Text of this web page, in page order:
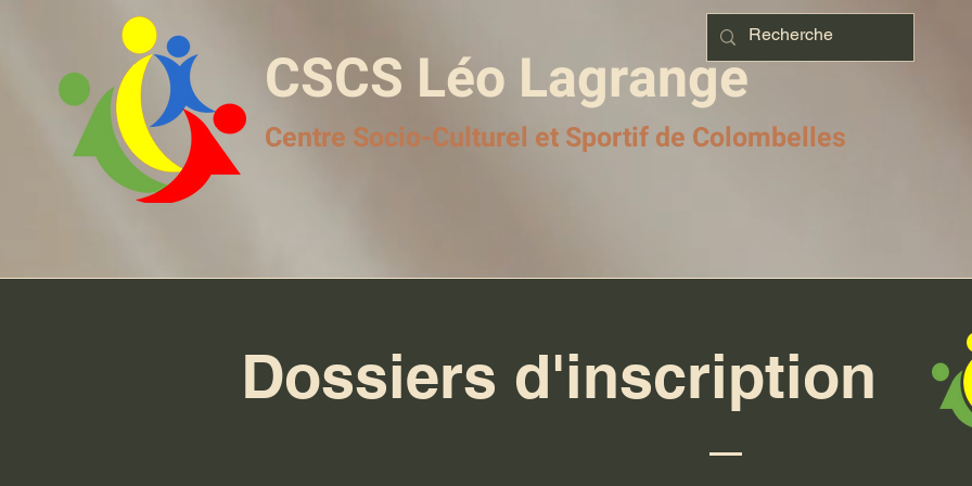
CSCS Léo Lagrange
Centre Socio-Culturel et Sportif de Colombelles
Dossiers d'inscription